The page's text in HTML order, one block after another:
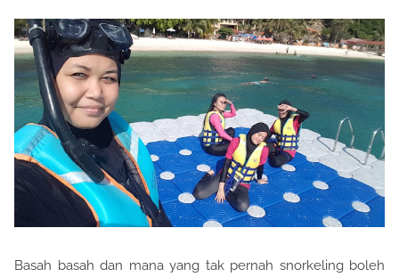
Basah basah dan mana yang tak pernah snorkeling boleh